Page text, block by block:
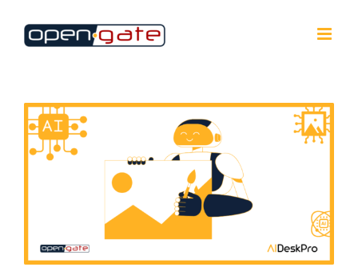
Ingrandisci
immagine